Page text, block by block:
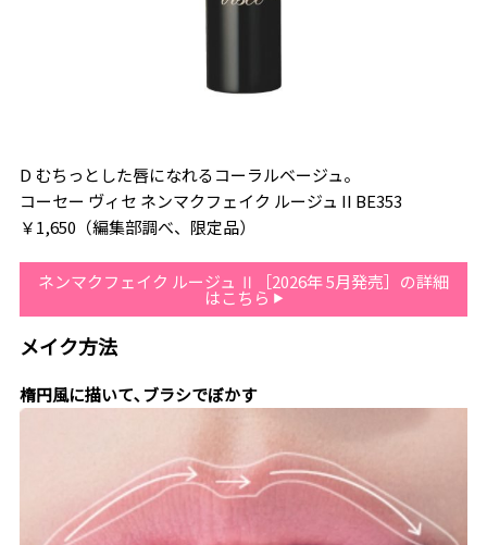
D むちっとした唇になれるコーラルベージュ。
コーセー ヴィセ ネンマクフェイク ルージュ II BE353
￥1,650（編集部調べ、限定品）
ネンマクフェイク ルージュ Ⅱ［2026年 5月発売］の詳細
はこちら
メイク方法
楕円風に描いて､ブラシでぼかす